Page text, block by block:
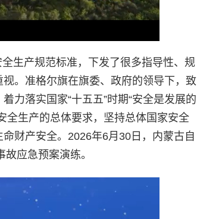
生产规范标准，下发了很多指导性、规
。准格尔旗在旗委、政府的领导下，致
力落实国家“十五五”时期“安全是发展的
全生产的总体要求，坚持总体国家安全
财产安全。2026年6月30日，内蒙古自
应急预案演练。